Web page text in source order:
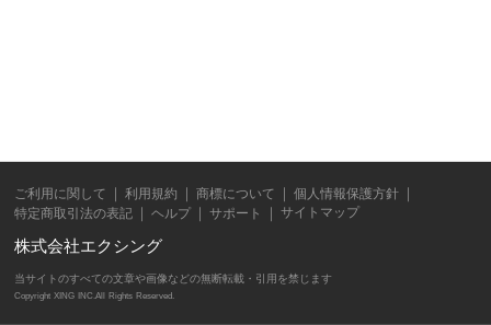
ご利用に関して 利用規約 商標について
個人情報保護方針
特定商取引法の表記
ヘルプ サポート サイトマップ
株式会社エクシング
当サイトのすべての文章や画像などの無断転載・引用を禁じます
Copyright XING INC.All Rights Reserved.